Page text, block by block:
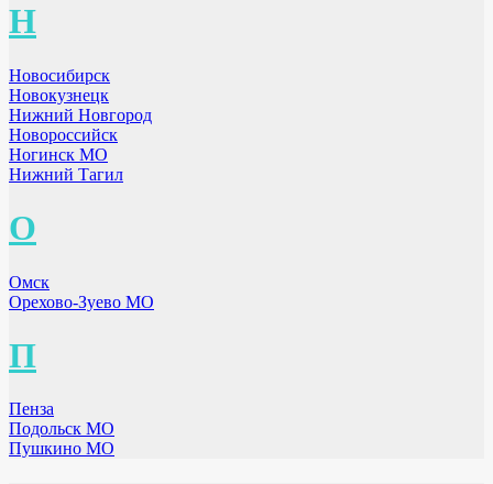
Н
Новосибирск
Новокузнецк
Нижний Новгород
Новороссийск
Ногинск МО
Нижний Тагил
О
Омск
Орехово-Зуево МО
П
Пенза
Подольск МО
Пушкино МО